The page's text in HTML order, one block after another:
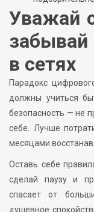
Уважай
забывай
в сетях
Парадокс
должны учиться
безопасность — не
себе. Лучше
месяцами
Оставь себе
сделай паузу и
спасает от
душевное